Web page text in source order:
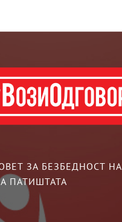
ЗА БЕЗБЕДНОСТ НА
ПАТИШТАТА